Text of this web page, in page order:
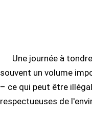
Une journée à
souvent un volume
– ce qui peut être
respectueuses de